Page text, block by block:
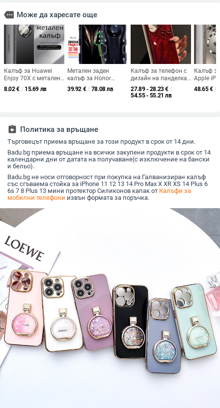
more Може да харесате още
Калъф за Huawei
Enjoy 70X с метален
матов корпус за
охлаждане, пълна
8.02€ / 15.69 лв
Метален заден
калъф за Honor
Magic4 Ultimate
Edition – пълна
39.92 € / 78.08 лв
Калъф за телефон с
дизайн на панделка
с точки, TPU
материал, луксозен
27.89 - 28.23€ /
54.55 - 55.21 лв
Калъф
Apple
Max,
48.65€ /
assignment_return Политика за връщане
Търговецът приема връщане за този продукт в срок от 14 дни.
Badu.bg приема връщане на всички закупени продукти в срок от 14
календарни дни от датата на получаване(с изключение на бански
и бельо).
Badu.bg не носи отговорност при покупка на Галванизиран калъф
със сгъваема стойка за iPhone 11 12 13 14 Pro Max X XR XS 14 Plus 6
6s 7 8 Plus 13 мини протектор Силиконов капак от Калъфи за
мобилни телефони извън формата за поръчка.